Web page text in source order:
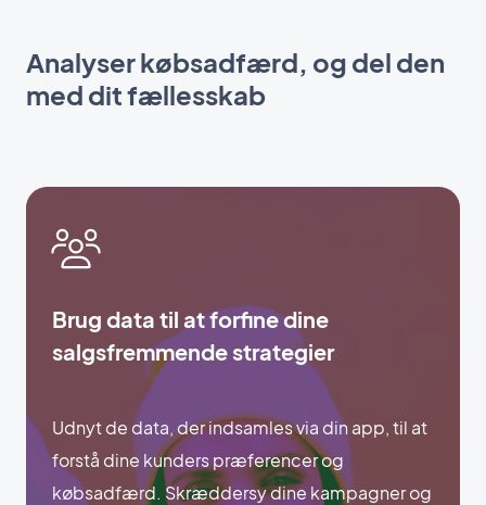
Analyser købsadfærd, og del den
med dit fællesskab
Brug data til at forfine dine
salgsfremmende strategier
Udnyt de data, der indsamles via din app, til at
forstå dine kunders præferencer og
købsadfærd. Skræddersy dine kampagner og